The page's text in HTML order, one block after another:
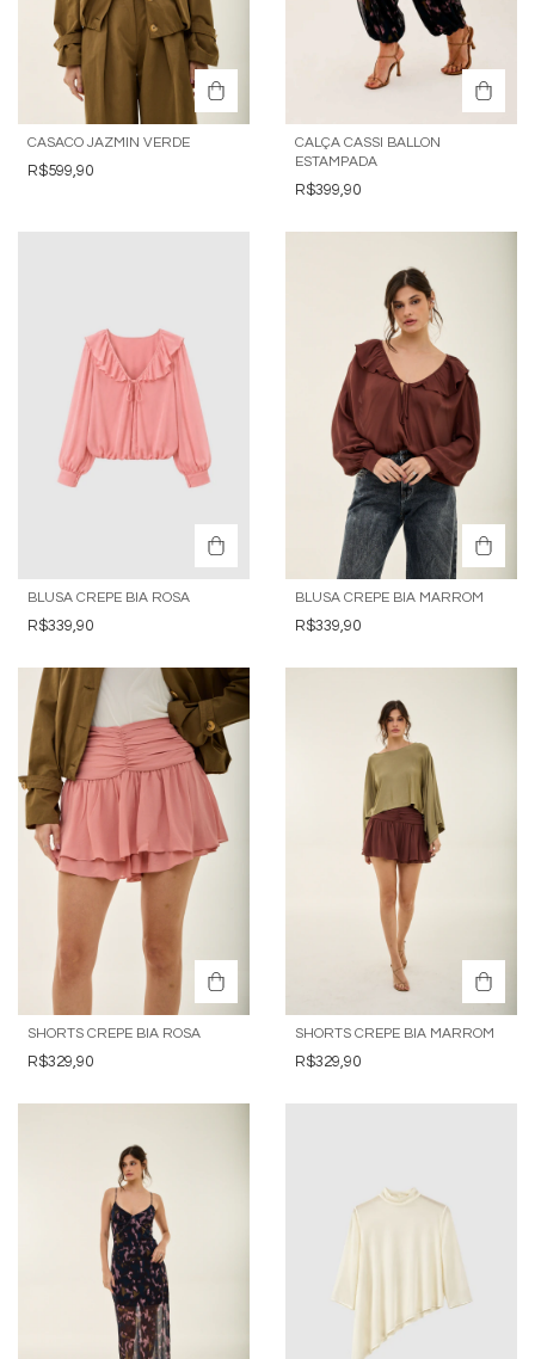
CASACO JAZMIN VERDE
R$599,90
CALÇA CASSI BALLON
ESTAMPADA
R$399,90
BLUSA CREPE BIA ROSA
R$339,90
BLUSA CREPE BIA MARROM
R$339,90
SHORTS CREPE BIA ROSA
R$329,90
SHORTS CREPE BIA MARROM
R$329,90